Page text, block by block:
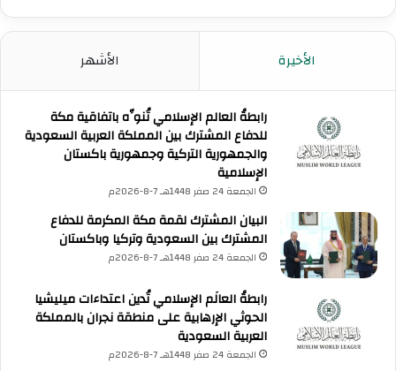
ف
ا
ل
م
و
الأخيرة الأشهر
رابطةُ العالم الإسلامي تُنوِّه باتفاقية مكة
للدفاع المشترك بين المملكة العربية السعودية
والجمهورية التركية وجمهورية باكستان
الإسلامية
الجمعة 24 صفر 1448هـ 7-8-2026م
البيان المشترك لقمة مكة المكرمة للدفاع
المشترك بين السعودية وتركيا وباكستان
الجمعة 24 صفر 1448هـ 7-8-2026م
رابطةُ العالَم الإسلامي تُدين اعتداءات ميليشيا
الحوثي الإرهابية على منطقة نجران بالمملكة
العربية السعودية
الجمعة 24 صفر 1448هـ 7-8-2026م